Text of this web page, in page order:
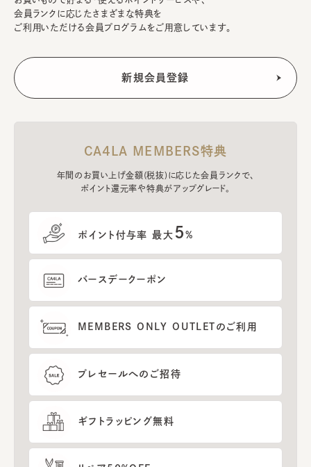
会員ランクに応じたさまざまな特典を
ご利用いただける会員プログラムをご用意しています。
CA4LA MEMBERS特典
年間のお買い上げ金額(税抜)に応じた会員ランクで、
ポイント還元率や特典がアップグレード。
ポイント付与率 最大 5%
バースデークーポン
MEMBERS ONLY OUTLETのご利用
プレセールへのご招待
ギフトラッピング無料